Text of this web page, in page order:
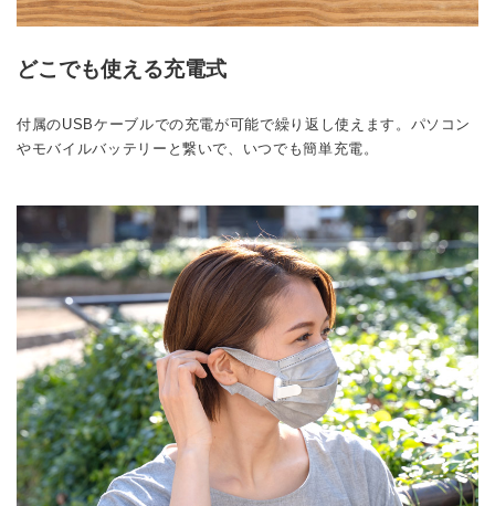
どこでも使える充電式
付属のUSBケーブルでの充電が可能で繰り返し使えます。パソコン
やモバイルバッテリーと繋いで、いつでも簡単充電。